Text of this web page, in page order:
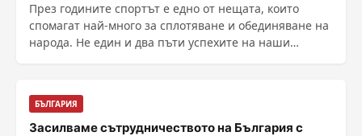
През годините спортът е едно от нещата, които
спомагат най-много за сплотяване и обединяване на
народа. Не един и два пъти успехите на наши
БЪЛГАРИЯ
Засилваме сътрудничеството на България с